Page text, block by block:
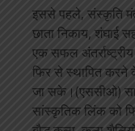
इससे पहले, संस्कृति
छाता निकाय, शंघाई
एक सफल
फिर से स्थापित करने के
जा सके।(एससीओ)
सांस्कृतिक लिंक को